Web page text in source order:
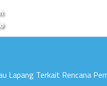
Lapang Terkait Rencana